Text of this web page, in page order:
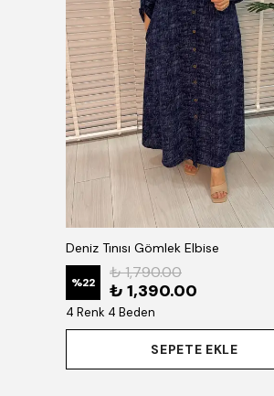
Deniz Tınısı Gömlek Elbise
%22
₺ 1,790.00
₺ 1,390.00
4 Renk 4 Beden
SEPETE EKLE